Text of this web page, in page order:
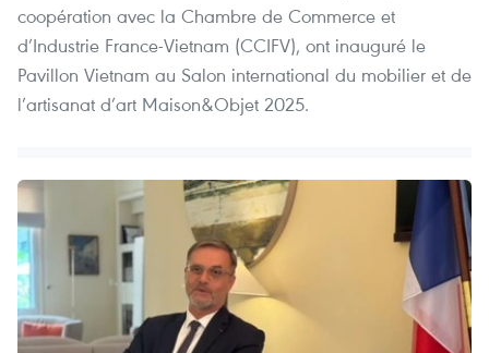
coopération avec la Chambre de Commerce et
d’Industrie France-Vietnam (CCIFV), ont inauguré le
Pavillon Vietnam au Salon international du mobilier et de
l’artisanat d’art Maison&Objet 2025.